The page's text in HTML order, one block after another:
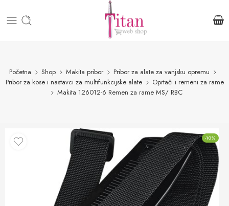
Početna Shop Makita pribor
Pribor za alate za vanjsku opremu
Pribor za kose i nastavci za multifunkcijske alate
Oprtači i remeni za rame
Makita 126012-6 Remen za rame MS/ RBC
-10%